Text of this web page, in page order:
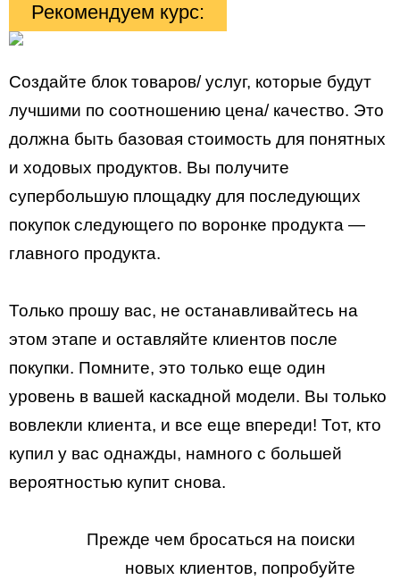
Рекомендуем курс:
Создайте блок товаров/ услуг, которые будут
лучшими по соотношению цена/ качество. Это
должна быть базовая стоимость для понятных
и ходовых продуктов. Вы получите
супербольшую площадку для последующих
покупок следующего по воронке продукта —
главного продукта.
Только прошу вас, не останавливайтесь на
этом этапе и оставляйте клиентов после
покупки. Помните, это только еще один
уровень в вашей каскадной модели. Вы только
вовлекли клиента, и все еще впереди! Тот, кто
купил у вас однажды, намного с большей
вероятностью купит снова.
Прежде чем бросаться на поиски
новых клиентов, попробуйте